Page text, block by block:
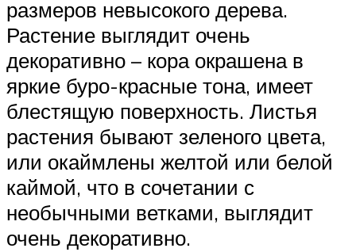
размеров невысокого дерева.
Растение выглядит очень
декоративно – кора окрашена в
яркие буро-красные тона, имеет
блестящую поверхность. Листья
растения бывают зеленого цвета,
или окаймлены желтой или белой
каймой, что в сочетании с
необычными ветками, выглядит
очень декоративно.